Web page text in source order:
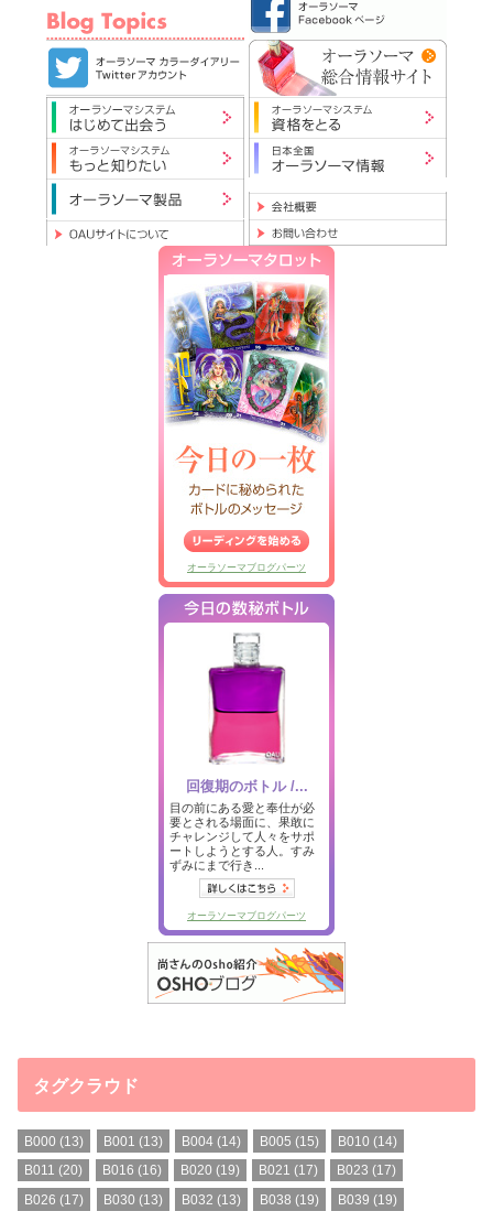
タグクラウド
B000 (13) B001 (13) B004(14) B005 (15) B010 (14)
B011 (20) B016 (16) B020 (19) B021 (17) B023 (17)
B026 (17) B030 (13) B032 (13) B038 (19) B039 (19)